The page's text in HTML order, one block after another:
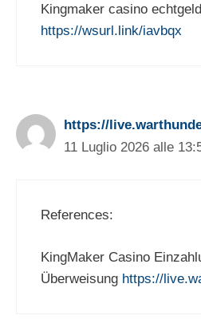
Kingmaker casino
https://wsurl.link/iavbqx
https://
11 Luglio 2026 alle
References:
KingMaker Casino
Überweisung https://